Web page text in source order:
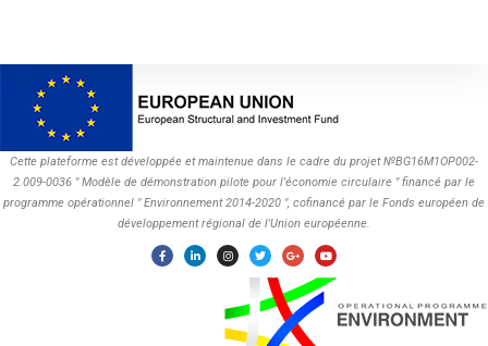
Cette plateforme est développée et maintenue dans le cadre du projet №BG16M1OP002-
2.009-0036 " Modèle de démonstration pilote pour l'économie circulaire " financé par le
programme opérationnel " Environnement 2014-2020 ", cofinancé par le Fonds européen de
développement régional de l'Union européenne.